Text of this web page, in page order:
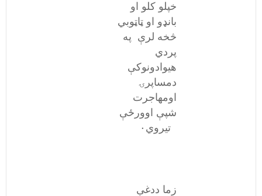
خپلو کلو او
بانډو او ټاټوبي
څخه لرې په
پردي
هیوادونوکې
دمساپرۍ
اومهاجرت
شپې اوورځې
تیروي۰
زما ددغې